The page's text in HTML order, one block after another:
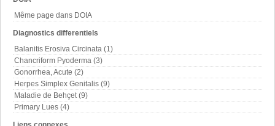
Même page dans DOIA
Diagnostics differentiels
Balanitis Erosiva Circinata (1)
Chancriform Pyoderma (3)
Gonorrhea, Acute (2)
Herpes Simplex Genitalis (9)
Maladie de Behçet (9)
Primary Lues (4)